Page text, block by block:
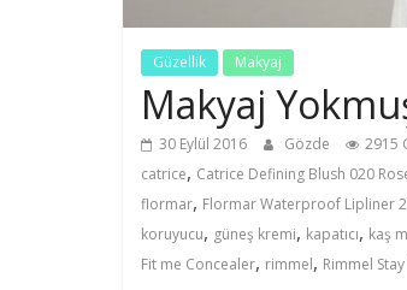
Güzellik Makyaj
Makyaj
30 Eylül 2016 Gözde 2915
catrice, Catrice Defining Blush 020
flormar, Flormar Waterproof Lipliner
koruyucu, güneş kremi, kapatıcı, kaş
Fit me Concealer, rimmel, Rimmel